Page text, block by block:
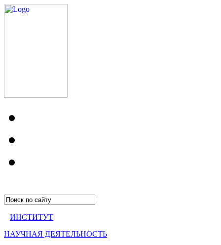
ИНСТИТУТ
НАУЧНАЯ ДЕЯТЕЛЬНОСТЬ